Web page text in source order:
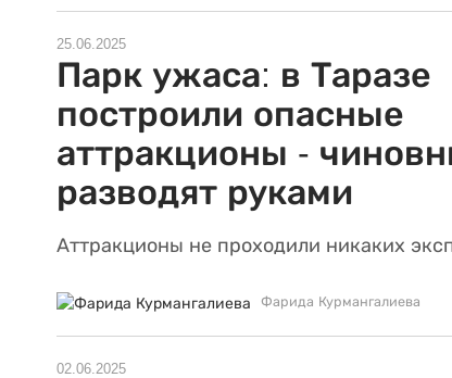
25.06.2025
Парк ужаса: в Таразе
построили опасные
аттракционы -
разводят руками
Аттракционы не проходили никаких
Фарида Курмангалиева
02.06.2025